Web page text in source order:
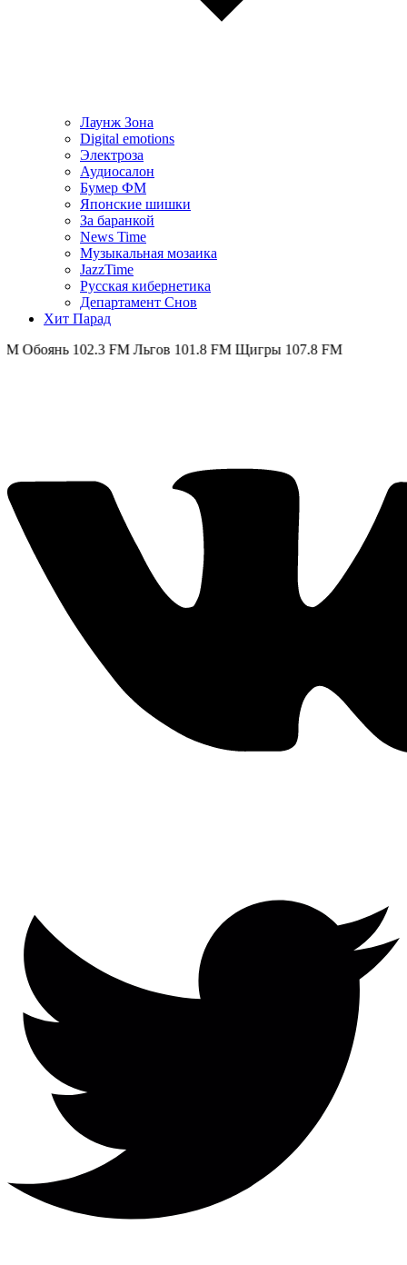
Лаунж Зона
Digital emotions
Электроза
Аудиосалон
Бумер ФМ
Японскиe шишки
За баранкой
News Time
Музыкальная мозаика
JazzTime
Русская кибернетика
Департамент Снов
Хит Парад
102.3 FM Льгов 101.8 FM Щигры 107.8 FM